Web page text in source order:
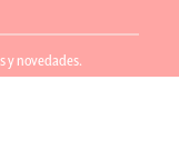
y novedades.